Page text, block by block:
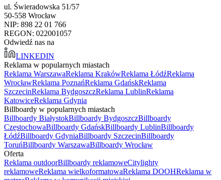
ul. Świeradowska 51/57
50-558 Wrocław
NIP: 898 22 01 766
REGON: 022001057
Odwiedź nas na
LINKEDIN
Reklama w popularnych miastach
Reklama WarszawaReklama KrakówReklama ŁódźReklama
WrocławReklama PoznańReklama GdańskReklama
SzczecinReklama BydgoszczReklama LublinReklama
KatowiceReklama Gdynia
Billboardy w popularnych miastach
Billboardy BiałystokBillboardy BydgoszczBillboardy
CzęstochowaBillboardy GdańskBillboardy LublinBillboardy
ŁódźBillboardy GdyniaBillboardy SzczecinBillboardy
ToruńBillboardy WarszawaBillboardy Wrocław
Oferta
Reklama outdoorBillboardy reklamoweCitylighty
reklamoweReklama wielkoformatowaReklama DOOHReklama w